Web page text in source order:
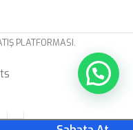
PLATFORMASI.